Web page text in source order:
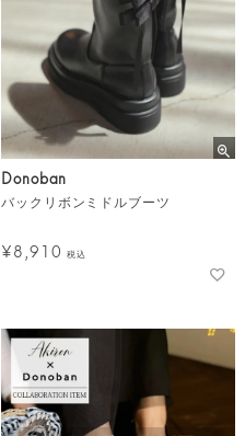
Donoban
バックリボンミドルブーツ
¥8,910 税込